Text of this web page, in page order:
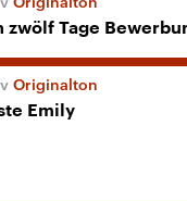
zwölf Tage
Originalton
Emily